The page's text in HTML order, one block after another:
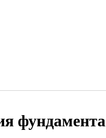
фундамента